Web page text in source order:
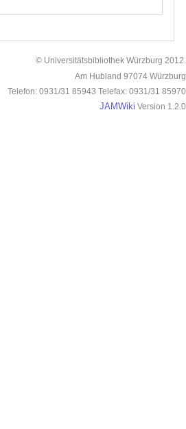
© Universitätsbibliothek Würzburg 2012.
Am Hubland 97074 Würzburg
Telefon: 0931/31 85943 Telefax: 0931/31 85970
JAMWiki Version 1.2.0